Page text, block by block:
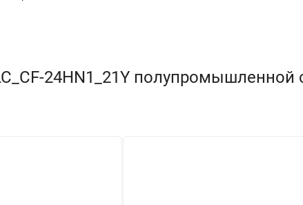
24HN1_21Y полупромышленной